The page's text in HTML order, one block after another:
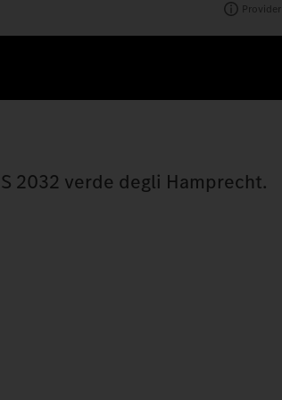
Provider
2032 verde degli Hamprecht.